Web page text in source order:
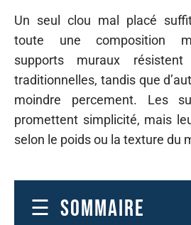
Un seul clou mal placé
toute une composition
supports muraux
traditionnelles, tandis que
moindre percement. Les
promettent simplicité, mais
selon le poids ou la texture du
SOMMAIRE